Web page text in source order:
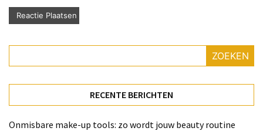
ZOEKEN
RECENTE BERICHTEN
Onmisbare make-up tools: zo wordt jouw beauty routine